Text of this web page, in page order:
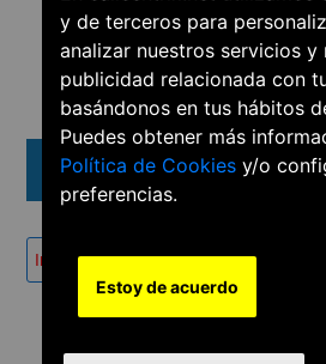
y de terceros para
analizar nuestros servicios
publicidad relacionada con
basándonos en tus hábitos
Puedes obtener más
Política de Cookies y/o
preferencias.
Estoy de acuerdo
☎910 61
Menú
Inicio → Productos → Porteros